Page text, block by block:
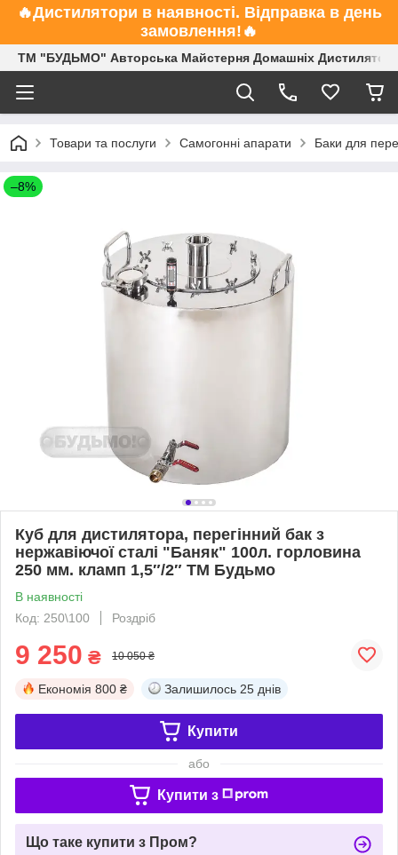
🔥Дистилятори в наявності. Відправка в день
замовлення!🔥
ТМ "БУДЬМО" Авторська Майстерня Домашніх
Товари та послуги Самогонні апарати Баки для
–8%
Куб для дистилятора, перегінний бак з
нержавіючої сталі "Баняк" 100л. горловина
250 мм. кламп 1,5″/2″ ТМ Будьмо
В наявності
Код: 250\100
Роздріб
9 250 ₴ 10 050 ₴
Економія 800 ₴ Залишилось 25 днів
Купити
або
Купити з
Що таке купити з Пром?